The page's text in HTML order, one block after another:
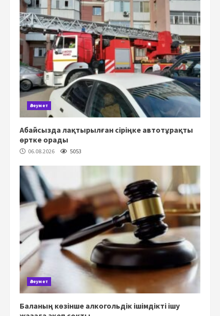
Әлеумет
Абайсызда лақтырылған сіріңке автотұрақты
өртке орады
06.08.2026 5053
Әлеумет
Баланың көзінше алкогольдік ішімдікті ішу